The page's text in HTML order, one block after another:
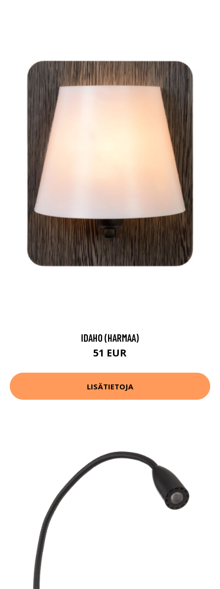
IDAHO (HARMAA)
51 EUR
LISÄTIETOJA